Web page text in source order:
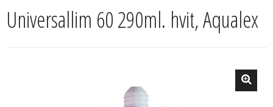
Universallim 60 290ml. hvit, Aqualex